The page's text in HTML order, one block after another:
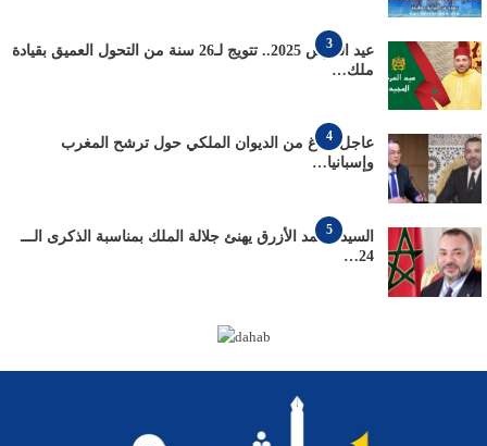
3
عيد العرش 2025.. تتويج لـ26 سنة من التحول العميق بقيادة
ملك…
4
عاجل: بلاغ من الديوان الملكي حول ترشح المغرب
وإسبانيا…
5
السيد محمد الأزرق يهنئ جلالة الملك بمناسبة الذكرى الـــ
24…